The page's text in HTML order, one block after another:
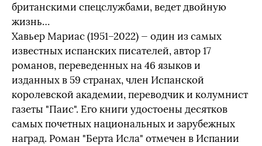
британскими спецслужбами, ведет двойную
жизнь…
Хавьер Мариас (1951–2022) — один из самых
известных испанских писателей, автор 17
романов, переведенных на 46 языков и
изданных в 59 странах, член Испанской
королевской академии, переводчик и колумнист
газеты "Паис". Его книги удостоены десятков
самых почетных национальных и зарубежных
наград. Роман "Берта Исла" отмечен в Испании